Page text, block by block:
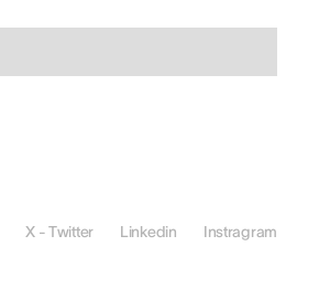
X - Twitter Linkedin Instragram